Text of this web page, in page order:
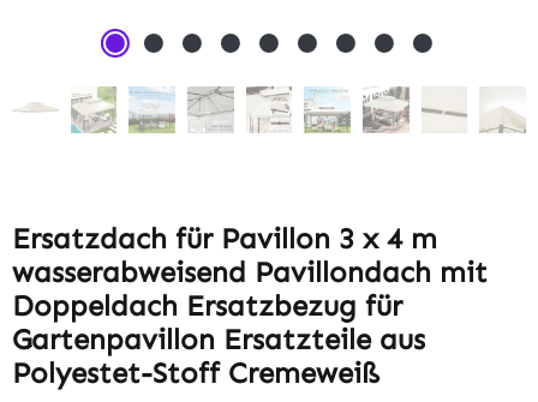
Ersatzdach für Pavillon 3 x 4 m
wasserabweisend Pavillondach mit
Doppeldach Ersatzbezug für
Gartenpavillon Ersatzteile aus
Polyestet-Stoff Cremeweiß